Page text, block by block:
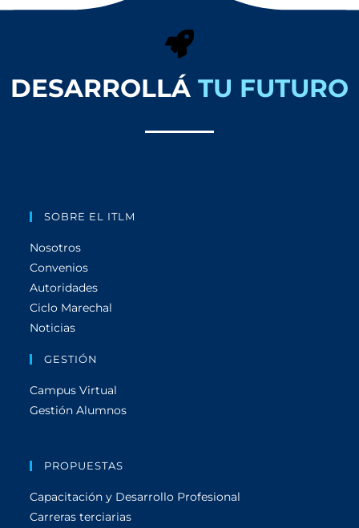
DESARROLLÁ TU FUTURO
SOBRE EL ITLM
Nosotros
Convenios
Autoridades
Ciclo Marechal
Noticias
GESTIÓN
Campus Virtual
Gestión Alumnos
PROPUESTAS
Capacitación y Desarrollo Profesional
Carreras terciarias